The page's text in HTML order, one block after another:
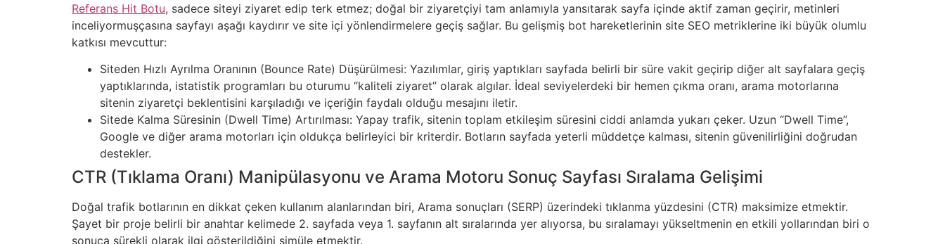
Referans Hit Botu, sadece siteyi ziyaret edip terk etmez; doğal bir ziyaretçiyi tam anlamıyla yansıtarak sayfa içinde aktif zaman geçirir, metinleri
inceliyormuşçasına sayfayı aşağı kaydırır ve site içi yönlendirmelere geçiş sağlar. Bu gelişmiş bot hareketlerinin site SEO metriklerine iki büyük olumlu
katkısı mevcuttur:
Siteden Hızlı Ayrılma Oranının (Bounce Rate) Düşürülmesi: Yazılımlar, giriş yaptıkları sayfada belirli bir süre vakit geçirip diğer alt sayfalara geçiş
yaptıklarında, istatistik programları bu oturumu “kaliteli ziyaret” olarak algılar. İdeal seviyelerdeki bir hemen çıkma oranı, arama motorlarına
sitenin ziyaretçi beklentisini karşıladığı ve içeriğin faydalı olduğu mesajını iletir.
Sitede Kalma Süresinin (Dwell Time) Artırılması: Yapay trafik, sitenin toplam etkileşim süresini ciddi anlamda yukarı çeker. Uzun “Dwell Time”,
Google ve diğer arama motorları için oldukça belirleyici bir kriterdir. Botların sayfada yeterli müddetçe kalması, sitenin güvenilirliğini doğrudan
destekler.
CTR (Tıklama Oranı) Manipülasyonu ve Arama Motoru Sonuç Sayfası Sıralama Gelişimi
Doğal trafik botlarının en dikkat çeken kullanım alanlarından biri, Arama sonuçları (SERP) üzerindeki tıklanma yüzdesini (CTR) maksimize etmektir.
Şayet bir proje belirli bir anahtar kelimede 2. sayfada veya 1. sayfanın alt sıralarında yer alıyorsa, bu sıralamayı yükseltmenin en etkili yollarından biri o
sonuca sürekli olarak ilgi gösterildiğini simüle etmektir.